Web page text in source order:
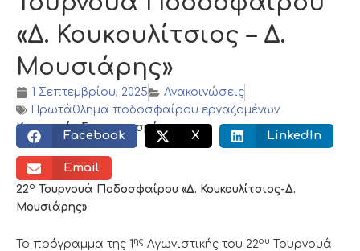
«Δ. Κουκουλίτσιος – Δ.
Μουσιάρης»
1 Σεπτεμβρίου, 2025
Ανακοινώσεις
Πρωτάθλημα ποδοσφαίρου εργαζομένων
Κοινωνικός διαμοιρασμός:
Facebook X LinkedIn
Email
22ο Τουρνουά Ποδοσφαίρου «Δ. Κουκουλίτσιος-Δ.
Μουσιάρης»
Το πρόγραμμα της 1 ης Αγωνιστικής του 22ου Τουρνουά